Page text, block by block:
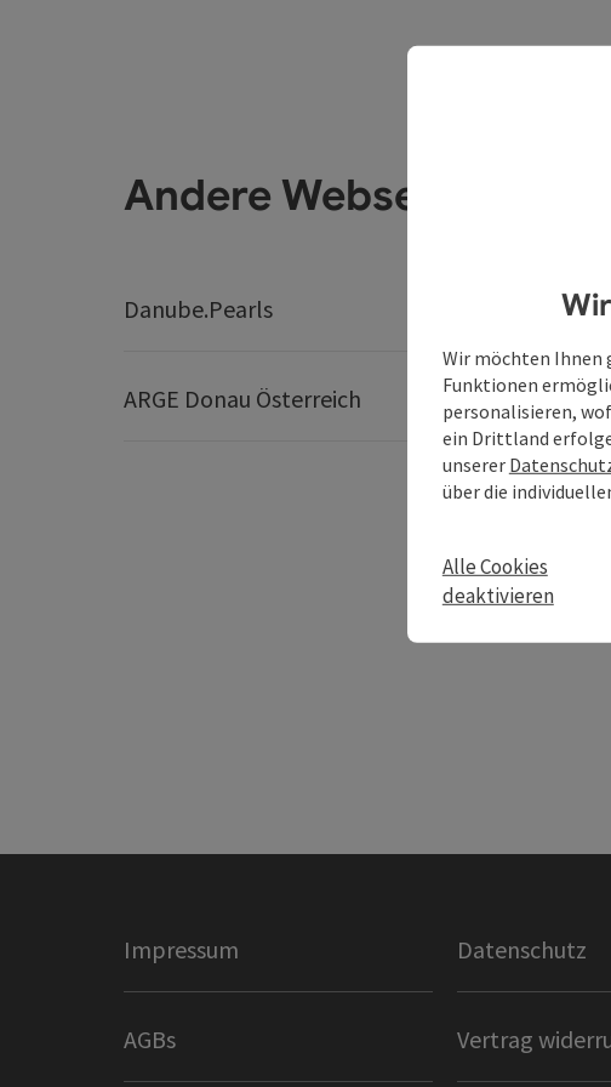
Andere Webseiten
Danube.Pearls Best Trails
ARGE Donau Österreich
Impressum Datenschutz
AGBs Vertrag
Wir möchten Ihnen
Funktionen
personalisieren,
ein Drittland
unserer
über die
Alle Cookies
deaktivieren